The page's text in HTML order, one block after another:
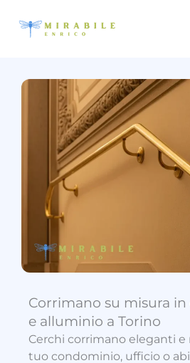
contenuto
Corrimano su misura
e alluminio a Torino
Cerchi corrimano eleganti e
tuo condominio, ufficio o